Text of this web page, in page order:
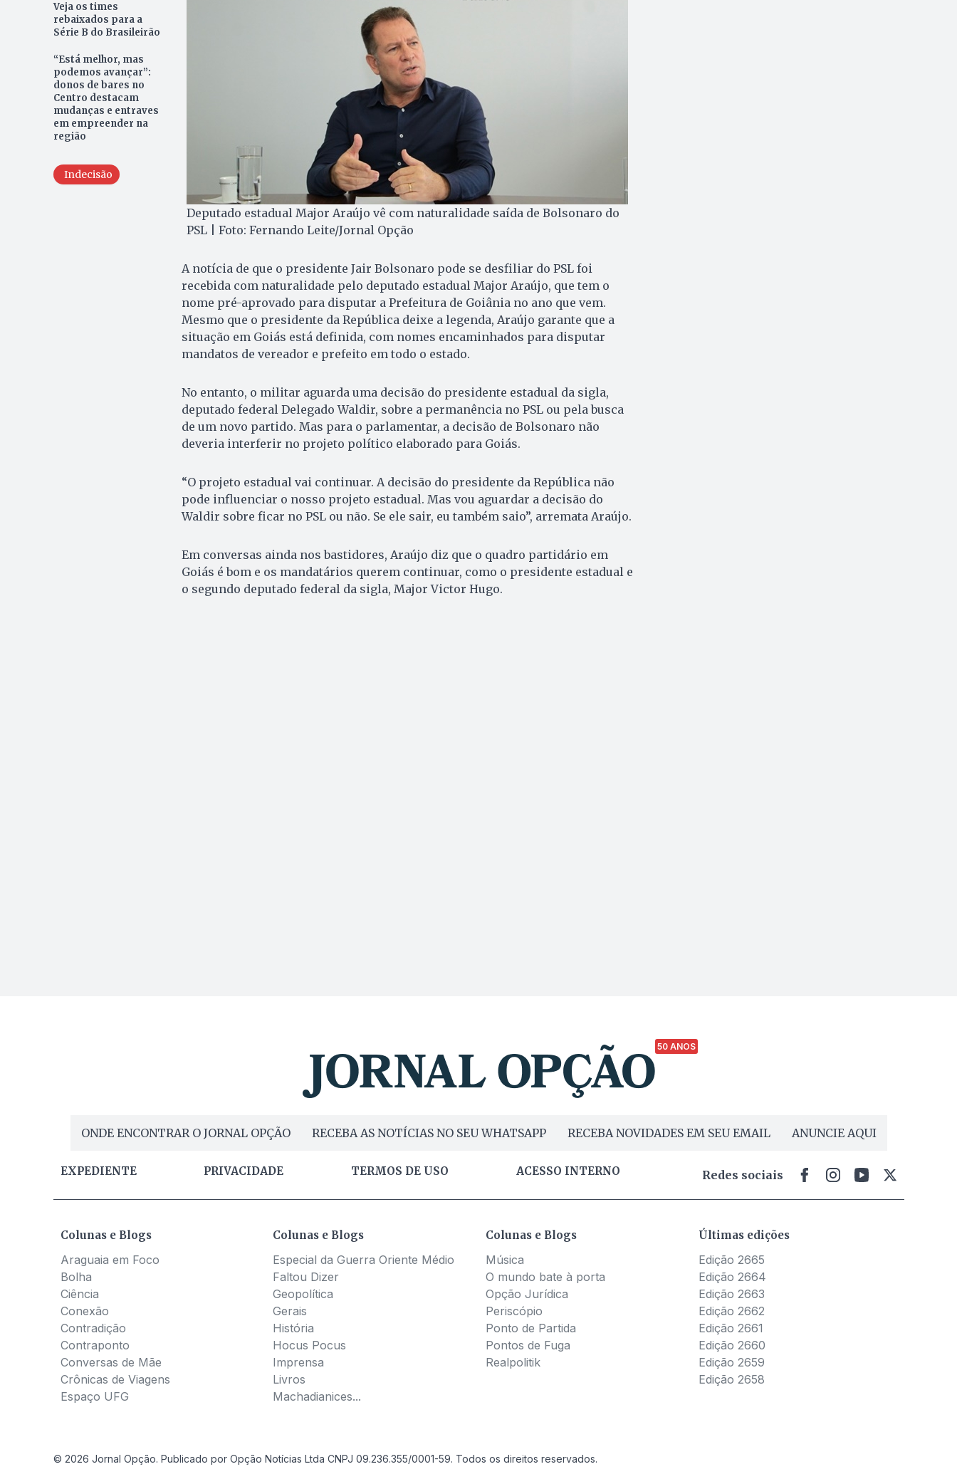
Veja os times
rebaixados para a
Série B do Brasileirão
“Está melhor, mas
podemos avançar”:
donos de bares no
Centro destacam
mudanças e entraves
em empreender na
região
Indecisão
Deputado estadual Major Araújo vê com naturalidade saída de Bolsonaro do
PSL | Foto: Fernando Leite/Jornal Opção
A notícia de que o presidente Jair Bolsonaro pode se desfiliar do PSL foi
recebida com naturalidade pelo deputado estadual Major Araújo, que tem o
nome pré-aprovado para disputar a Prefeitura de Goiânia no ano que vem.
Mesmo que o presidente da República deixe a legenda, Araújo garante que a
situação em Goiás está definida, com nomes encaminhados para disputar
mandatos de vereador e prefeito em todo o estado.
No entanto, o militar aguarda uma decisão do presidente estadual da sigla,
deputado federal Delegado Waldir, sobre a permanência no PSL ou pela busca
de um novo partido. Mas para o parlamentar, a decisão de Bolsonaro não
deveria interferir no projeto político elaborado para Goiás.
“O projeto estadual vai continuar. A decisão do presidente da República não
pode influenciar o nosso projeto estadual. Mas vou aguardar a decisão do
Waldir sobre ficar no PSL ou não. Se ele sair, eu também saio”, arremata Araújo.
Em conversas ainda nos bastidores, Araújo diz que o quadro partidário em
Goiás é bom e os mandatários querem continuar, como o presidente estadual e
o segundo deputado federal da sigla, Major Victor Hugo.
50 ANOS
ONDE ENCONTRAR O JORNAL OPÇÃO RECEBA AS NOTÍCIAS NO SEU WHATSAPP RECEBA NOVIDADES EM SEU EMAIL ANUNCIE AQUI
EXPEDIENTE PRIVACIDADE TERMOS DE USO ACESSO INTERNO Redes sociais
Colunas e Blogs
Araguaia em Foco
Bolha
Ciência
Conexão
Contradição
Contraponto
Conversas de Mãe
Crônicas de Viagens
Espaço UFG
Colunas e Blogs
Especial da Guerra Oriente Médio
Faltou Dizer
Geopolítica
Gerais
História
Hocus Pocus
Imprensa
Livros
Machadianices...
Colunas e Blogs
Música
O mundo bate à porta
Opção Jurídica
Periscópio
Ponto de Partida
Pontos de Fuga
Realpolitik
Últimas edições
Edição 2665
Edição 2664
Edição 2663
Edição 2662
Edição 2661
Edição 2660
Edição 2659
Edição 2658
© 2026 Jornal Opção. Publicado por Opção Notícias Ltda CNPJ 09.236.355/0001-59. Todos os direitos reservados.